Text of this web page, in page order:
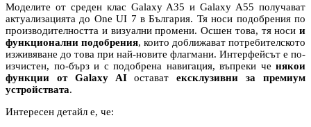
Моделите от среден клас Galaxy A35 и Galaxy A55 получават
актуализацията до One UI 7 в България. Тя носи подобрения по
производителността и визуални промени. Осшен това, тя носи и
функционални подобрения, които доближават потребителското
изживяване до това при най-новите флагмани. Интерфейсът е по-
изчистен, по-бърз и с подобрена навигация, въпреки че някои
функции от Galaxy AIоставатексклузивни за премиум
устройствата.
Интересен детайл е, че: